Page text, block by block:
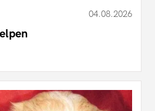
04.08.2026